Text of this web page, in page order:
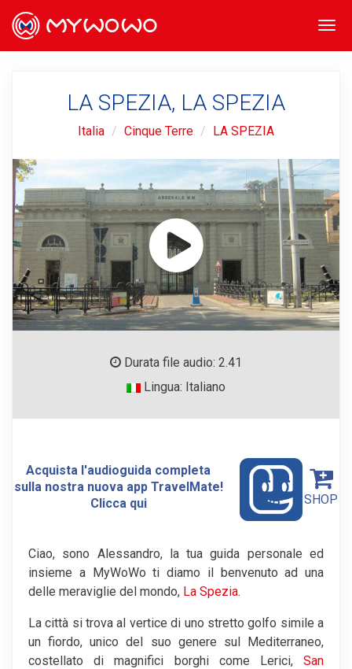
LA SPEZIA, LA SPEZIA
Italia Cinque Terre LA SPEZIA
Durata file audio: 2.41
Lingua: Italiano
Acquista l'audioguida completa
sulla nostra nuova app TravelMate!
Clicca qui
SHOP
Ciao, sono Alessandro, la tua guida personale ed
insieme a MyWoWo ti diamo il benvenuto ad una
delle meraviglie del mondo, La Spezia.
La città si trova al vertice di uno stretto golfo simile a
un fiordo, unico del suo genere sul Mediterraneo,
costellato di magnifici borghi come Lerici, San